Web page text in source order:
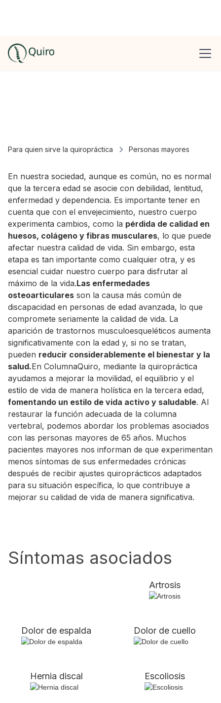
Para quien sirve la quiropráctica Personas mayores
En nuestra sociedad, aunque es común, no es normal
que la tercera edad se asocie con debilidad, lentitud,
enfermedad y dependencia. Es importante tener en
cuenta que con el envejecimiento, nuestro cuerpo
experimenta cambios, como la pérdida de calidad en
huesos, colágeno y fibras musculares, lo que puede
afectar nuestra calidad de vida. Sin embargo, esta
etapa es tan importante como cualquier otra, y es
esencial cuidar nuestro cuerpo para disfrutar al
máximo de la vida.Las enfermedades
osteoarticulares son la causa más común de
discapacidad en personas de edad avanzada, lo que
compromete seriamente la calidad de vida. La
aparición de trastornos musculoesqueléticos aumenta
significativamente con la edad y, si no se tratan,
pueden reducir considerablemente el bienestar y la
salud.En ColumnaQuiro, mediante la quiropráctica
ayudamos a mejorar la movilidad, el equilibrio y el
estilo de vida de manera holística en la tercera edad,
fomentando un estilo de vida activo y saludable. Al
restaurar la función adecuada de la columna
vertebral, podemos abordar los problemas asociados
con las personas mayores de 65 años. Muchos
pacientes mayores nos informan de que experimentan
menos síntomas de sus enfermedades crónicas
después de recibir ajustes quiroprácticos adaptados
para su situación específica, lo que contribuye a
mejorar su calidad de vida de manera significativa.
Síntomas asociados
Artrosis
Dolor de espalda Dolor de cuello
Hernia discal Escoliosis